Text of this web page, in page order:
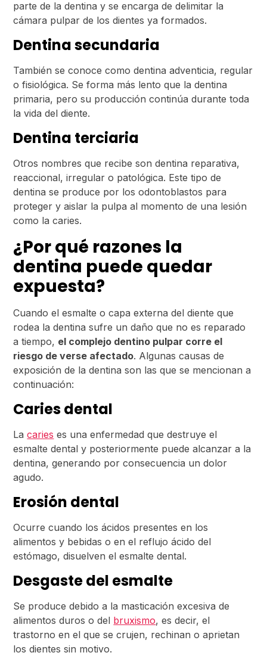
parte de la dentina y se encarga de delimitar la
cámara pulpar de los dientes ya formados.
Dentina secundaria
También se conoce como dentina adventicia, regular
o fisiológica. Se forma más lento que la dentina
primaria, pero su producción continúa durante toda
la vida del diente.
Dentina terciaria
Otros nombres que recibe son dentina reparativa,
reaccional, irregular o patológica. Este tipo de
dentina se produce por los odontoblastos para
proteger y aislar la pulpa al momento de una lesión
como la caries.
¿Por qué razones la
dentina puede quedar
expuesta?
Cuando el esmalte o capa externa del diente que
rodea la dentina sufre un daño que no es reparado
a tiempo, el complejo dentino pulpar corre el
riesgo de verse afectado. Algunas causas de
exposición de la dentina son las que se mencionan a
continuación:
Caries dental
Lacaries es una enfermedad que destruye el
esmalte dental y posteriormente puede alcanzar a la
dentina, generando por consecuencia un dolor
agudo.
Erosión dental
Ocurre cuando los ácidos presentes en los
alimentos y bebidas o en el reflujo ácido del
estómago, disuelven el esmalte dental.
Desgaste del esmalte
Se produce debido a la masticación excesiva de
alimentos duros o del bruxismo, es decir, el
trastorno en el que se crujen, rechinan o aprietan
los dientes sin motivo.